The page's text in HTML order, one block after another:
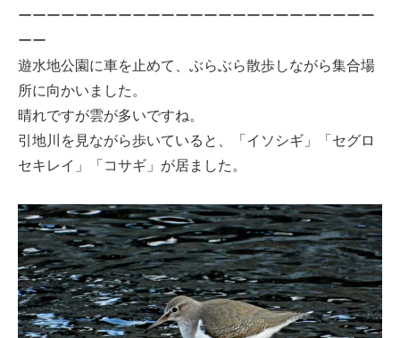
ーーーーーーーーーーーーーーーーーーーーーーーーー
ーー
遊水地公園に車を止めて、ぶらぶら散歩しながら集合場
所に向かいました。
晴れですが雲が多いですね。
引地川を見ながら歩いていると、「イソシギ」「セグロ
セキレイ」「コサギ」が居ました。